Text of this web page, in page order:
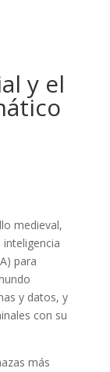
y el
medieval,
para
y datos, y
con su
más